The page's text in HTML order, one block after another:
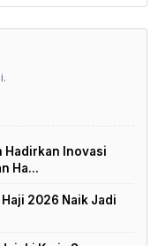
Hadirkan Inovasi
Ha...
2026 Naik Jadi